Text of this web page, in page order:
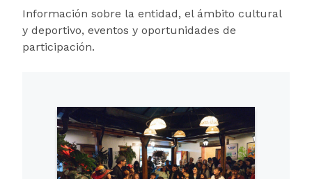
Información sobre la entidad, el ámbito cultural
y deportivo, eventos y oportunidades de
participación.